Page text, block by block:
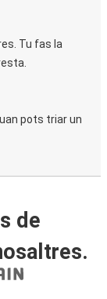
Tu fas la
pots triar un
de